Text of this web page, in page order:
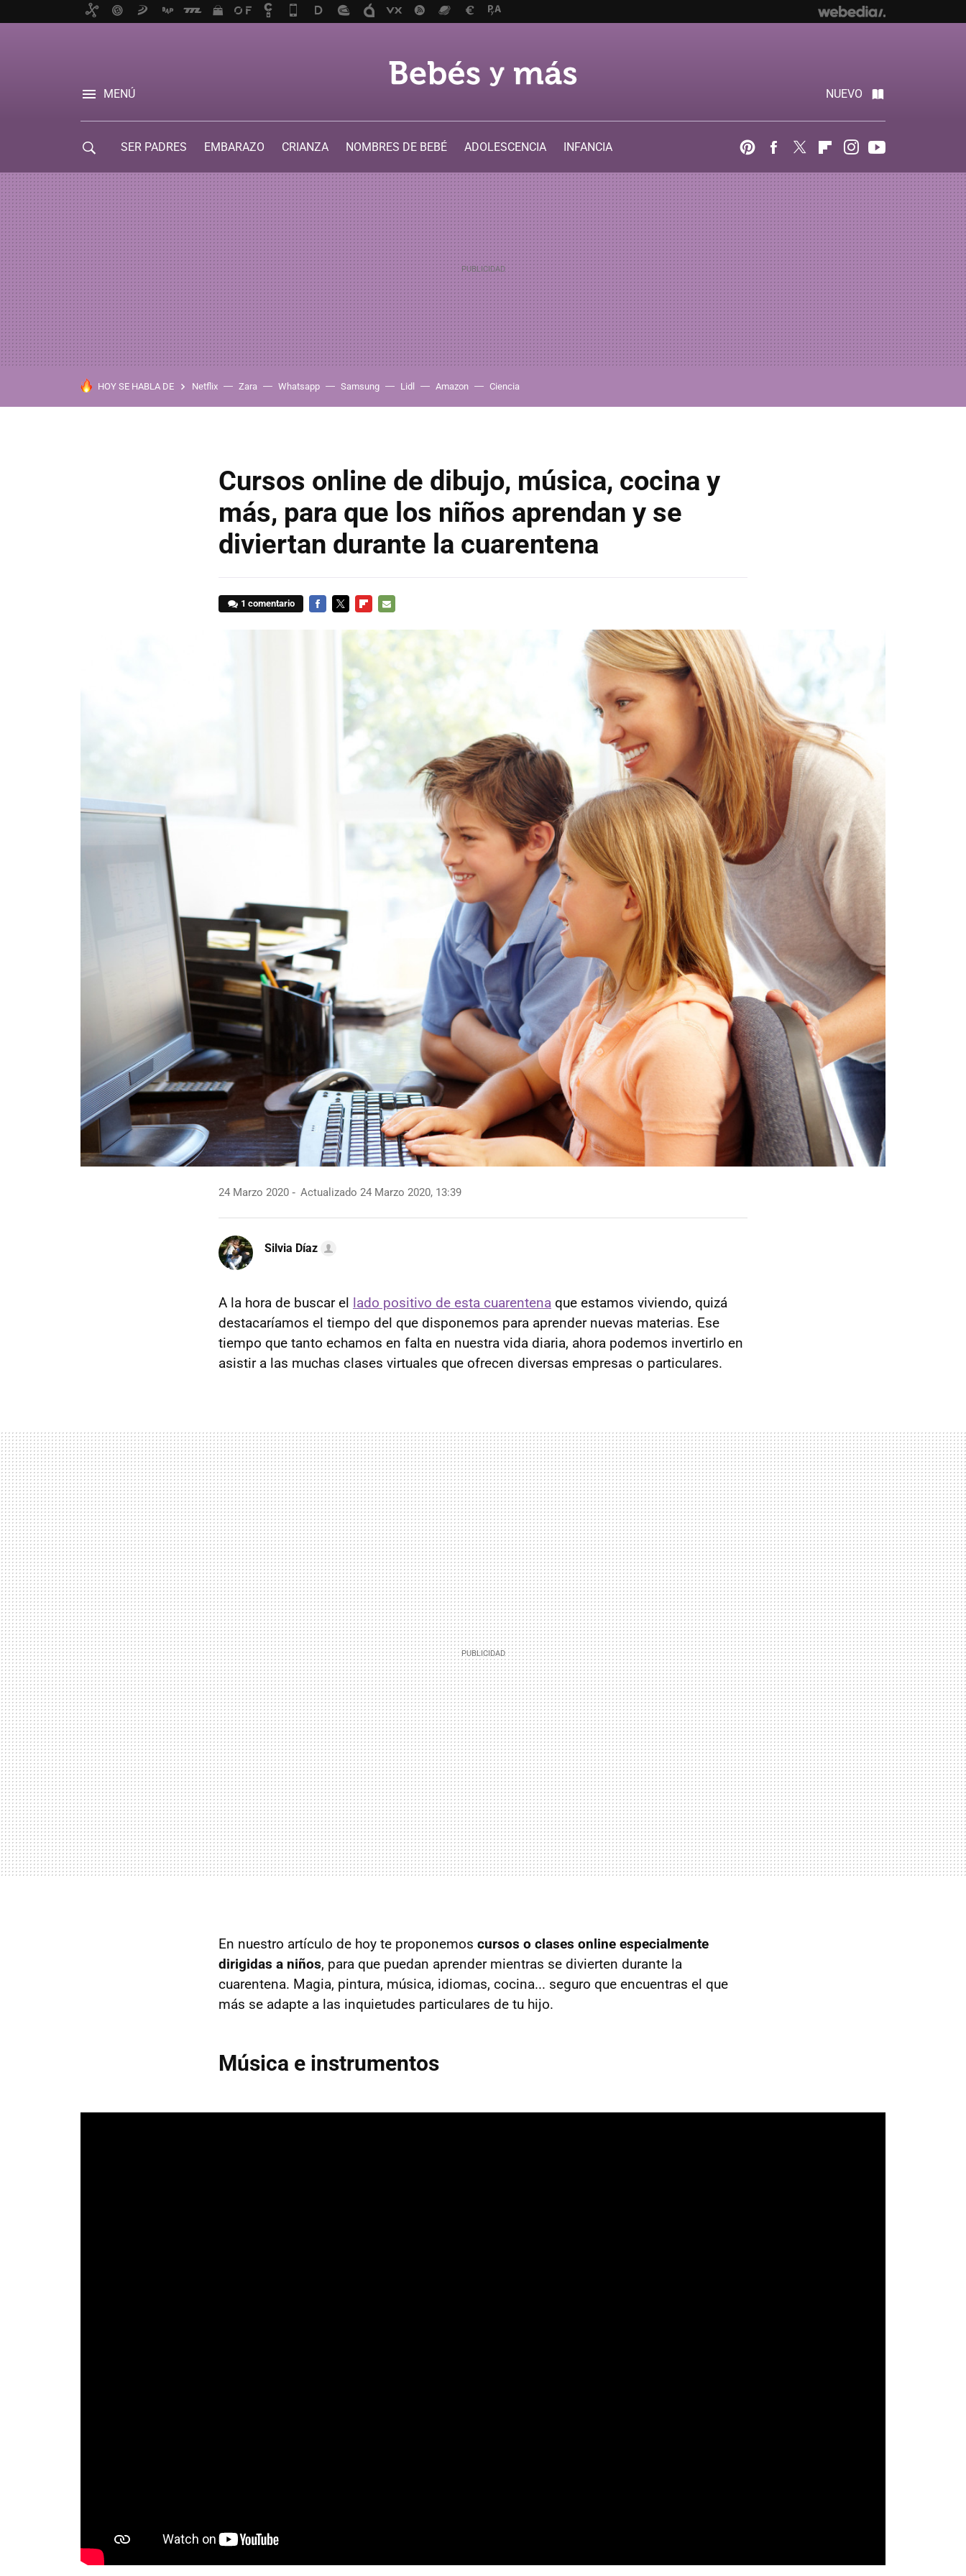
MENÚ NUEVO
SER PADRES EMBARAZO CRIANZA NOMBRES DE BEBÉ ADOLESCENCIA
INFANCIA
PinterestFacebook
Twitter FlipboardInstagram
HOY SE HABLA DE Netflix Zara Whatsapp Samsung Lidl Amazon Ciencia
Cursos online de dibujo, música, cocina y
más, para que los niños aprendan y se
diviertan durante la cuarentena
1 comentario
24 Marzo 2020 Actualizado 24 Marzo 2020, 13:39
Silvia Díaz
A la hora de buscar el lado positivo de esta cuarentena que estamos viviendo, quizá
destacaríamos el tiempo del que disponemos para aprender nuevas materias. Ese
tiempo que tanto echamos en falta en nuestra vida diaria, ahora podemos invertirlo en
asistir a las muchas clases virtuales que ofrecen diversas empresas o particulares.
En nuestro artículo de hoy te proponemos cursos o clases online especialmente
dirigidas a niños, para que puedan aprender mientras se divierten durante la
cuarentena. Magia, pintura, música, idiomas, cocina... seguro que encuentras el que
más se adapte a las inquietudes particulares de tu hijo.
Música e instrumentos